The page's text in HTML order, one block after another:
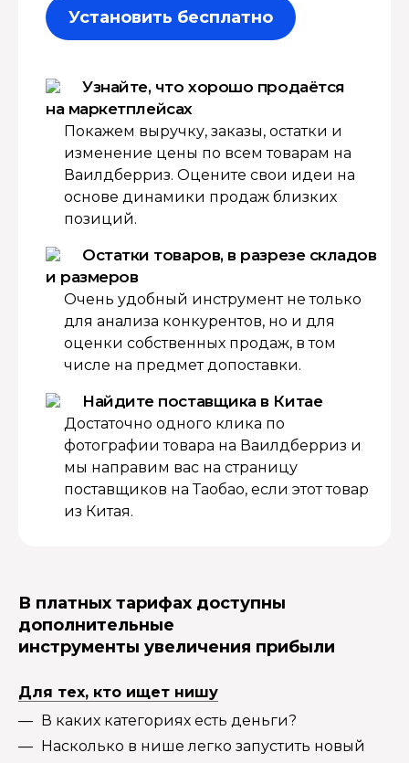
Установить бесплатно
Узнайте, что хорошо продаётся
на маркетплейсах
Покажем выручку, заказы, остатки и
изменение цены по всем товарам на
Ваилдберриз. Оцените свои идеи на
основе динамики продаж близких
позиций.
Остатки товаров, в разрезе складов
и размеров
Очень удобный инструмент не только
для анализа конкурентов, но и для
оценки собственных продаж, в том
числе на предмет допоставки.
Найдите поставщика в Китае
Достаточно одного клика по
фотографии товара на Ваилдберриз и
мы направим вас на страницу
поставщиков на Таобао, если этот товар
из Китая.
В платных тарифах доступны
дополнительные
инструменты увеличения прибыли
Для тех, кто ищет нишу
В каких категориях есть деньги?
Насколько в нише легко запустить новый